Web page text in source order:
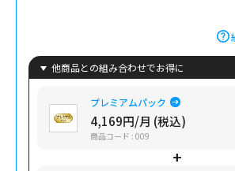
他商品との組み合わせでお得に
プレミアムパック
4,169円/月 (税込)
商品コード : 009